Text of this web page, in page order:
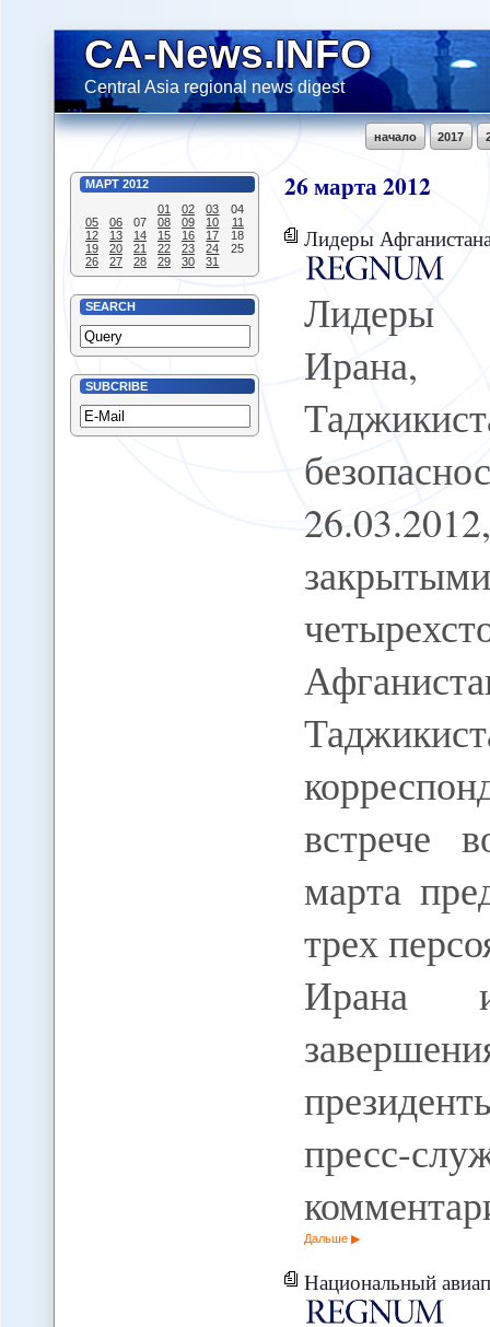
CA-News.INFO
Central Asia regional news digest
2017
начало
МАРТ 2012
01
02 03
04
05
06 07 08 09 10
11
12
13 14 15 16 17
18
19
20 21 22 23 24
25
26
27 28 29 30 31
SEARCH
SUBCRIBE
26марта2012
Лидеры Афганистана, Ирана, Пакистана и
Лидеры
Ирана,
встрече
марта
трех
Ирана
пресс-
Дальше
Национальный авиапарк